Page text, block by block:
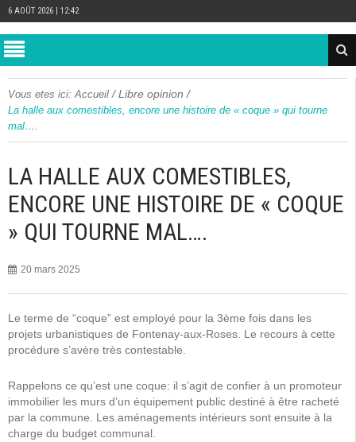
6 AOÛT 2026 | 12:42
Vous etes ici: Accueil /Libre opinion /
La halle aux comestibles, encore une histoire de « coque » qui tourne
mal….
LA HALLE AUX COMESTIBLES,
ENCORE UNE HISTOIRE DE « COQUE
» QUI TOURNE MAL….
20 mars 2025
Le terme de “coque” est employé pour la 3ème fois dans les
projets urbanistiques de Fontenay-aux-Roses. Le recours à cette
procédure s’avère très contestable.
Rappelons ce qu’est une coque: il s’agit de confier à un promoteur
immobilier les murs d’un équipement public destiné à être racheté
par la commune. Les aménagements intérieurs sont ensuite à la
charge du budget communal.